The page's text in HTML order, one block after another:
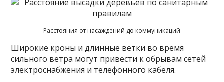
Расстояния от насаждений до коммуникаций
Широкие кроны и длинные ветки во время
сильного ветра могут привести к обрывам сетей
электроснабжения и телефонного кабеля.